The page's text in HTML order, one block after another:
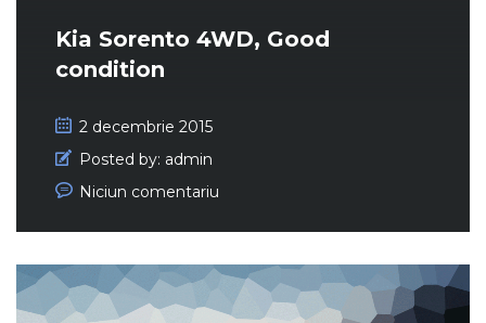
Kia Sorento 4WD, Good
condition
2 decembrie 2015
Posted by: admin
Niciun comentariu